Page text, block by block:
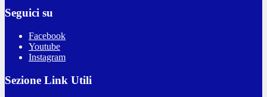
Seguici su
Facebook
Youtube
Instagram
Sezione Link Utili